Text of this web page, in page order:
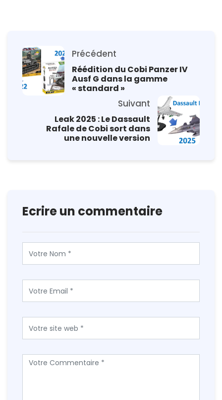
Précédent
Réédition du Cobi Panzer IV
Ausf G dans la gamme
« standard »
Suivant
Leak 2025 : Le Dassault
Rafale de Cobi sort dans
une nouvelle version
Ecrire un commentaire